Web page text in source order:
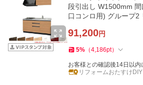
段引出し W1500mm
口コンロ用) グループ2
91,200円
5% （4,186pt）
お客様との確認後14日以内
リフォームおたすけDIY